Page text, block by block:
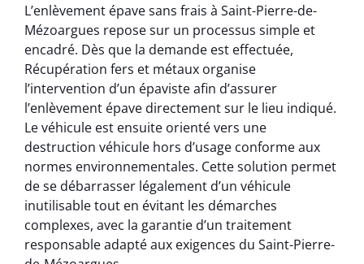
L’enlèvement épave sans frais à Saint-Pierre-de-
Mézoargues repose sur un processus simple et
encadré. Dès que la demande est effectuée,
Récupération fers et métaux organise
l’intervention d’un épaviste afin d’assurer
l’enlèvement épave directement sur le lieu indiqué.
Le véhicule est ensuite orienté vers une
destruction véhicule hors d’usage conforme aux
normes environnementales. Cette solution permet
de se débarrasser légalement d’un véhicule
inutilisable tout en évitant les démarches
complexes, avec la garantie d’un traitement
responsable adapté aux exigences du Saint-Pierre-